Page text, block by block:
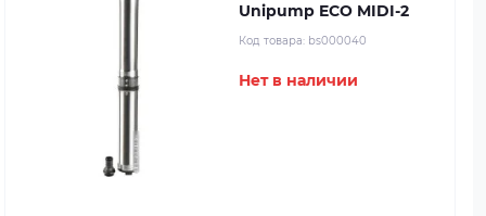
Unipump ECO MIDI-2
Код товара: bs000040
Нет в наличии